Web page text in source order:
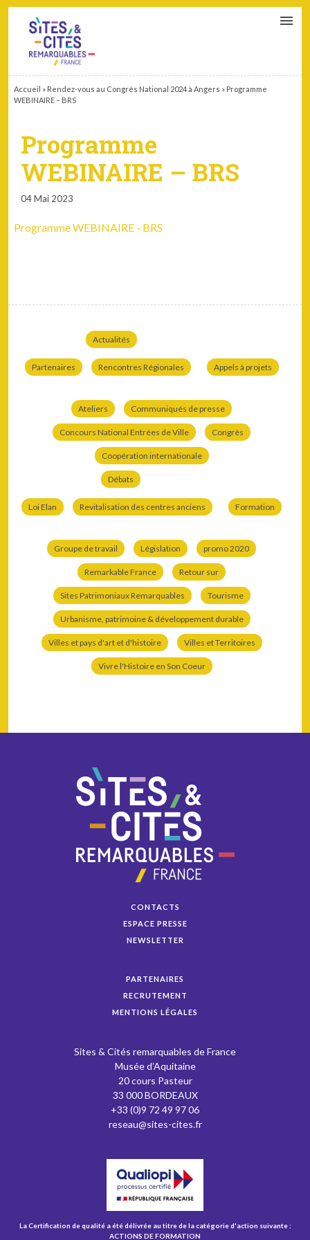
Accueil » Rendez-vous au Congrès National 2024 à Angers » Programme
WEBINAIRE – BRS
Programme
WEBINAIRE – BRS
04 Mai 2023
Programme WEBINAIRE - BRS
Actualités
Partenaires Rencontres Régionales Appels à projets
Ateliers Communiqués de presse
Concours National Entrées de Ville Congrès
Coopération internationale
Débats
Loi Elan Revitalisation des centres anciens Formation
Groupe de travail Législation promo 2020
Remarkable France Retour sur
Sites Patrimoniaux Remarquables Tourisme
Urbanisme, patrimoine & développement durable
Villes et pays d'art et d'histoire Villes et Territoires
Vivre l'Histoire en Son Coeur
CONTACTS
ESPACE PRESSE
NEWSLETTER
PARTENAIRES
RECRUTEMENT
MENTIONS LÉGALES
Sites & Cités remarquables de France
Musée d’Aquitaine
20 cours Pasteur
33 000 BORDEAUX
+33 (0)9 72 49 97 06
reseau@sites-cites.fr
La Certification de qualité a été délivrée au titre de la catégorie d'action suivante :
ACTIONS DE FORMATION